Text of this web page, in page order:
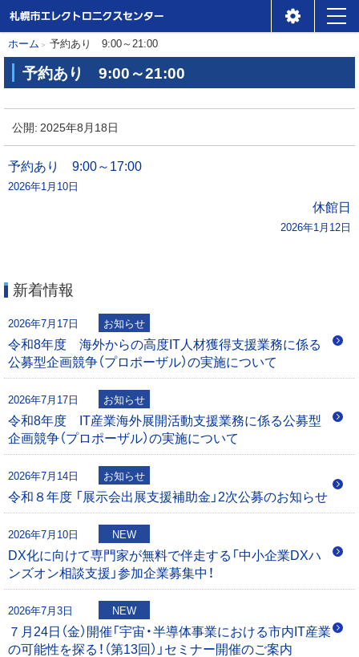
本
へ
札幌市エレクトロニクスセ
ンター
ニ
ュ
ー
現
在
位
置
の
階
層
ホーム 予約あり 9:00～21:00
予約あり 9:00～21:00
予
約
あ
り
～
2
1
0
公開:2025年8月18日
投
ー
シ
ョ
ン
予約あり 9:00～17:00
2026年1月10日
休館日
2026年1月12日
新着情報
2026年7月17日 お知らせ
令和8年度 海外からの高度IT人材獲得支援業務に係る
公募型企画競争（プロポーザル）の実施について
2026年7月17日 お知らせ
令和8年度 IT産業海外展開活動支援業務に係る公募型
企画競争（プロポーザル）の実施について
2026年7月14日 お知らせ
令和８年度 「展示会出展支援補助金」2次公募のお知らせ
2026年7月10日 NEW
DX化に向けて専門家が無料で伴走する「中小企業DXハ
ンズオン相談支援」参加企業募集中！
2026年7月3日 NEW
７月24日（金）開催「宇宙・半導体事業における市内IT産業
の可能性を探る！（第13回）」セミナー開催のご案内